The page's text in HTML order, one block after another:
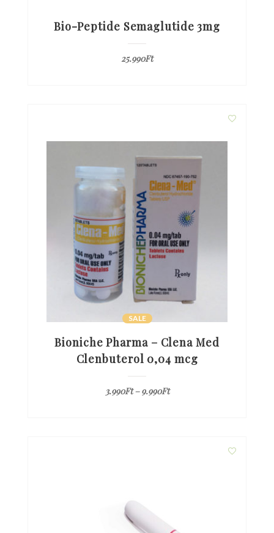
Bio-Peptide Semaglutide 3mg
25.990Ft
SALE
Bioniche Pharma – Clena Med
Clenbuterol 0,04 mcg
3.990Ft–9.990Ft